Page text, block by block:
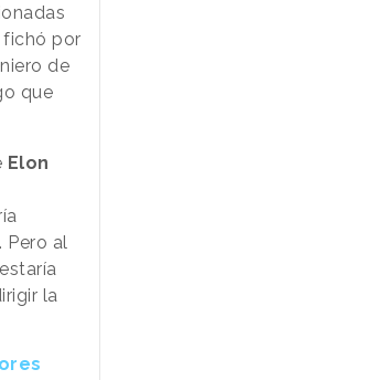
por
de
que
Elon
al
la